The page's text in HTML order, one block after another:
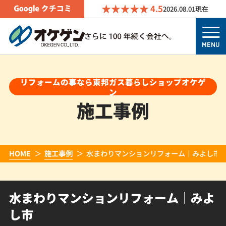
4.52026.08.01現在
MENU
リフォームの事なら東邦ガス暮らしショップオケゲ
ン
施工事例
HOME 施工事例 水まわりマンションリフォーム｜みよし市
水まわりマンションリフォーム｜みよ
し市